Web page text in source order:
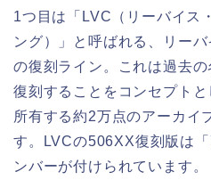
1つ目は「LVC（リーバイス
ング）」と呼ばれる、リー
の復刻ライン。これは過去
復刻することをコンセプト
所有する約2万点のアーカイ
す。LVCの506XX復刻版は
ンバーが付けられています。